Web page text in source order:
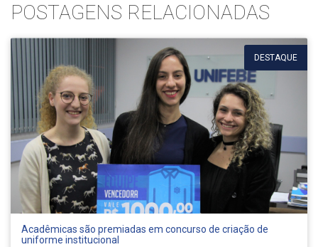
POSTAGENS RELACIONADAS
DESTAQUE
Acadêmicas são premiadas em concurso de criação de
uniforme institucional